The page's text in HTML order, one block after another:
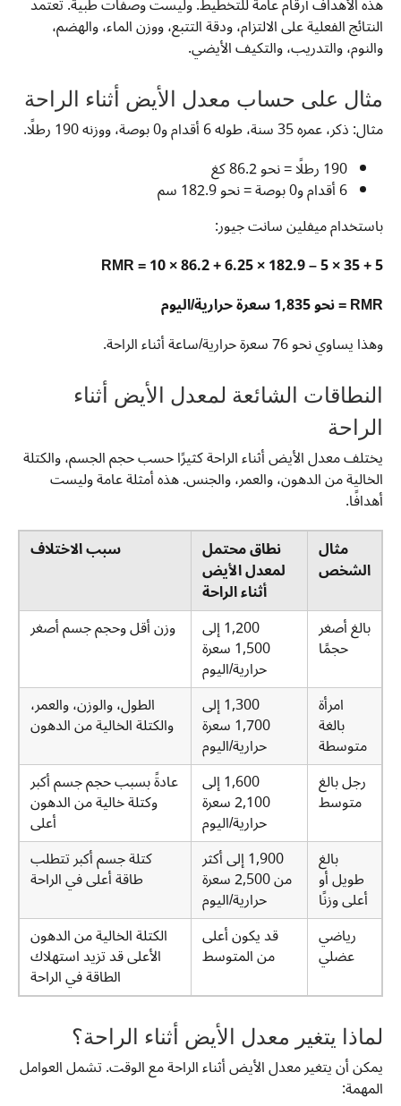
النتائج الفعلية على الالتزام، ودقة التتبع، ووزن الماء، والهضم،
والنوم، والتدريب، والتكيف الأيضي.
مثال على حساب معدل الأيض أثناء الراحة
مثال: ذكر، عمره 35 سنة، طوله 6 أقدام و0 بوصة، ووزنه 190 رطلًا.
190 رطلًا = نحو 86.2 كغ
6 أقدام و0 بوصة = نحو 182.9 سم
باستخدام ميفلين سانت جيور:
RMR = 10 × 86.2 + 6.25 × 182.9 – 5 × 35 + 5
RMR = نحو 1,835 سعرة حرارية/اليوم
وهذا يساوي نحو 76 سعرة حرارية/ساعة أثناء الراحة.
النطاقات الشائعة لمعدل الأيض أثناء
الراحة
يختلف معدل الأيض أثناء الراحة كثيرًا حسب حجم الجسم، والكتلة
الخالية من الدهون، والعمر، والجنس. هذه أمثلة عامة وليست
أهدافًا.
مثال
الشخص
نطاق محتمل
لمعدل الأيض
أثناء الراحة
سبب الاختلاف
بالغ أصغر
حجمًا
1,200 إلى
1,500 سعرة
حرارية/اليوم
وزن أقل وحجم جسم أصغر
امرأة
بالغة
متوسطة
1,300 إلى
1,700 سعرة
حرارية/اليوم
الطول، والوزن، والعمر،
والكتلة الخالية من الدهون
رجل بالغ
متوسط
1,600 إلى
2,100 سعرة
حرارية/اليوم
عادةً بسبب حجم جسم أكبر
وكتلة خالية من الدهون
أعلى
بالغ
طويل أو
أعلى وزنًا
1,900 إلى أكثر
من 2,500 سعرة
حرارية/اليوم
كتلة جسم أكبر تتطلب
طاقة أعلى في الراحة
رياضي
عضلي
قد يكون أعلى
من المتوسط
الكتلة الخالية من الدهون
الأعلى قد تزيد استهلاك
الطاقة في الراحة
لماذا يتغير معدل الأيض أثناء الراحة؟
يمكن أن يتغير معدل الأيض أثناء الراحة مع الوقت. تشمل العوامل
المهمة: